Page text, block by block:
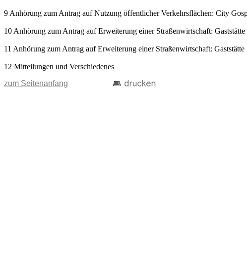
9 Anhörung zum Antrag auf Nutzung öffentlicher Verkehrsflächen: City
10 Anhörung zum Antrag auf Erweiterung einer Straßenwirtschaft:
11 Anhörung zum Antrag auf Erweiterung einer Straßenwirtschaft:
12 Mitteilungen und Verschiedenes
zum Seitenanfang